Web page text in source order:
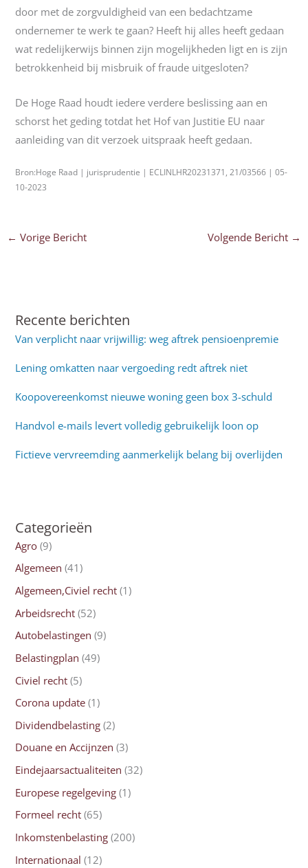
door met de zorgvuldigheid van een bedachtzame
ondernemer te werk te gaan? Heeft hij alles heeft gedaan
wat redelijkerwijs binnen zijn mogelijkheden ligt en is zijn
betrokkenheid bij misbruik of fraude uitgesloten?
De Hoge Raad houdt iedere verdere beslissing aan en
schorst het geding totdat het Hof van Justitie EU naar
aanleiding van dit verzoek uitspraak heeft gedaan.
Bron:Hoge Raad | jurisprudentie | ECLINLHR20231371, 21/03566 | 05-
10-2023
← Vorige Bericht Volgende Bericht →
Recente berichten
Van verplicht naar vrijwillig: weg aftrek pensioenpremie
Lening omkatten naar vergoeding redt aftrek niet
Koopovereenkomst nieuwe woning geen box 3-schuld
Handvol e-mails levert volledig gebruikelijk loon op
Fictieve vervreemding aanmerkelijk belang bij overlijden
Categorieën
Agro (9)
Algemeen (41)
Algemeen,Civiel recht (1)
Arbeidsrecht (52)
Autobelastingen (9)
Belastingplan (49)
Civiel recht (5)
Corona update (1)
Dividendbelasting (2)
Douane en Accijnzen (3)
Eindejaarsactualiteiten (32)
Europese regelgeving (1)
Formeel recht (65)
Inkomstenbelasting (200)
Internationaal (12)